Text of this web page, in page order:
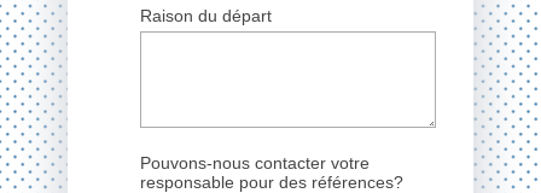
Raison du départ
Pouvons-nous contacter votre
responsable pour des références?